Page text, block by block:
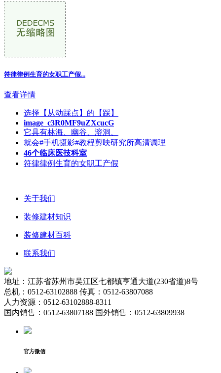
符律律例生育的女职工产假...
查看详情
选择【从动踩点】的【踩】
image_c3R0MF9uZXcucG
它具有林海、幽谷、溶洞、
就会#手机摄影#教程剪映研究所高清调理
46个临床医技科室
符律律例生育的女职工产假
关于我们
装修建材知识
装修建材百科
联系我们
地址：江苏省苏州市吴江区七都镇亨通大道(230省道)8号
总机：0512-63102888 传真：0512-63807088
人力资源：0512-63102888-8311
国内销售：0512-63807188 国外销售：0512-63809938
官方微信